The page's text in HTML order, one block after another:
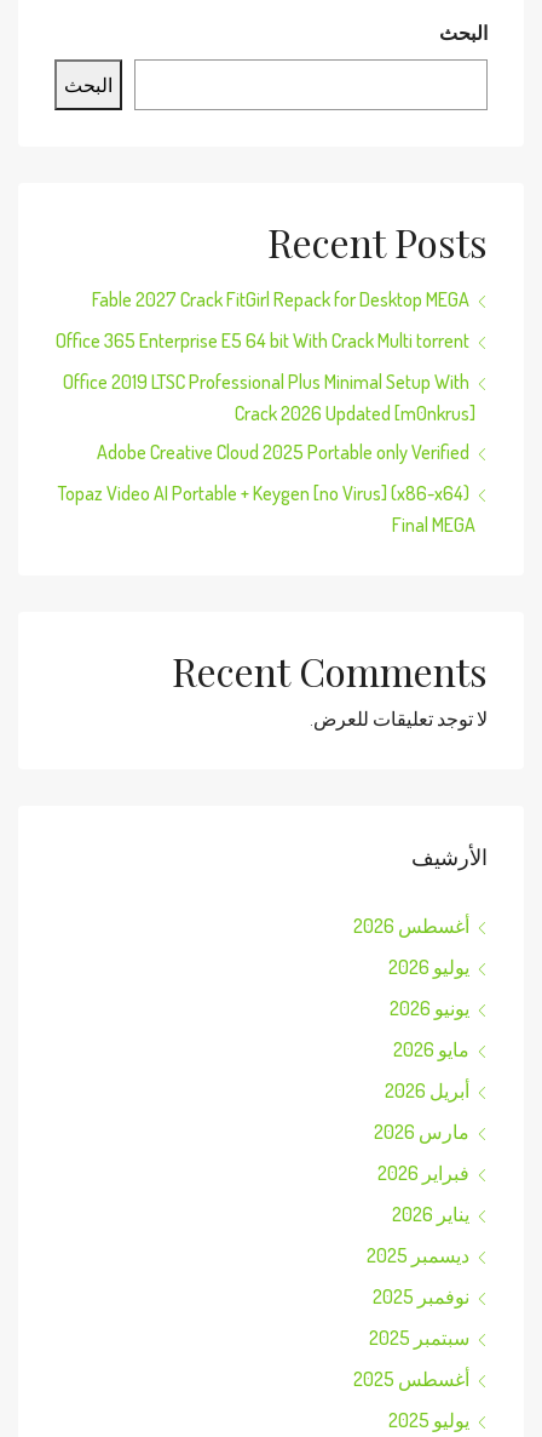
البحث
البحث
Recent Posts
Fable 2027 Crack FitGirl Repack for Desktop MEGA
Office 365 Enterprise E5 64 bit With Crack Multi torrent
Office 2019 LTSC Professional Plus Minimal Setup With
Crack 2026 Updated [m0nkrus]
Adobe Creative Cloud 2025 Portable only Verified
Topaz Video AI Portable + Keygen [no Virus] (x86-x64)
Final MEGA
Recent Comments
لا توجد تعليقات للعرض.
الأرشيف
أغسطس 2026
يوليو 2026
يونيو 2026
مايو 2026
أبريل 2026
مارس 2026
فبراير 2026
يناير 2026
ديسمبر 2025
نوفمبر 2025
سبتمبر 2025
أغسطس 2025
يوليو 2025